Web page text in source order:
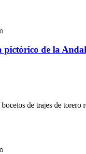
pictórico de la
de trajes de torero